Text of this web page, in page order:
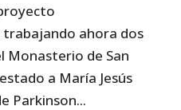
ahora dos
Monasterio de San
a María Jesús
Parkinson...